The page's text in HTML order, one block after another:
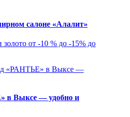
салоне «Алалит»
от -10 % до -15% до
в Выксе — удобно и